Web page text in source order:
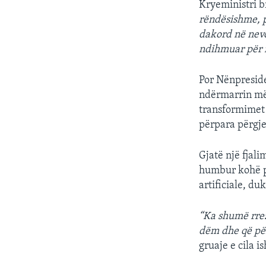
Kryeministri
rëndësishme,
dakord në
ndihmuar për
Por
ndërmarrin
transformimet
përpara
Gjatë një
humbur kohë
artificiale,
“Ka shumë
dëm dhe që
gruaje e cila